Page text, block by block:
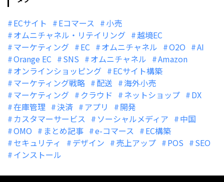
ECサイト Eコマース
小売
オムニチャネル・リテイリング
越境EC
マーケティング
EC オムニチャネル O2O
AI
Orange EC
SNS オムニチャネル
Amazon
オンラインショッピング
ECサイト構築
マーケティング戦略
配送
海外小売
マーケティング
クラウド ネットショップ
DX
在庫管理
決済 アプリ
開発
カスタマーサービス
ソーシャルメディア
中国
OMO
まとめ記事 e-コマース
EC構築
セキュリティ
デザイン 売上アップ POS
SEO
インストール